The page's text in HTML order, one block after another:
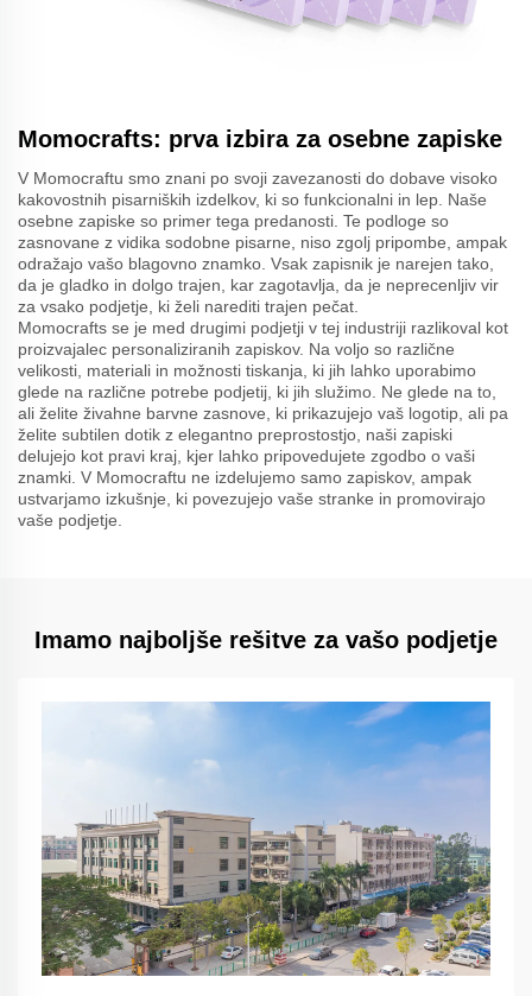
Momocrafts: prva izbira za osebne zapiske
V Momocraftu smo znani po svoji zavezanosti do dobave visoko
kakovostnih pisarniških izdelkov, ki so funkcionalni in lep. Naše
osebne zapiske so primer tega predanosti. Te podloge so
zasnovane z vidika sodobne pisarne, niso zgolj pripombe, ampak
odražajo vašo blagovno znamko. Vsak zapisnik je narejen tako,
da je gladko in dolgo trajen, kar zagotavlja, da je neprecenljiv vir
za vsako podjetje, ki želi narediti trajen pečat.
Momocrafts se je med drugimi podjetji v tej industriji razlikoval kot
proizvajalec personaliziranih zapiskov. Na voljo so različne
velikosti, materiali in možnosti tiskanja, ki jih lahko uporabimo
glede na različne potrebe podjetij, ki jih služimo. Ne glede na to,
ali želite živahne barvne zasnove, ki prikazujejo vaš logotip, ali pa
želite subtilen dotik z elegantno preprostostjo, naši zapiski
delujejo kot pravi kraj, kjer lahko pripovedujete zgodbo o vaši
znamki. V Momocraftu ne izdelujemo samo zapiskov, ampak
ustvarjamo izkušnje, ki povezujejo vaše stranke in promovirajo
vaše podjetje.
Imamo najboljše rešitve za vašo podjetje